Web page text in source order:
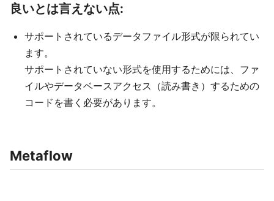
良いとは言えない点:
サポートされているデータファイル形式が限られてい
ます。
サポートされていない形式を使用するためには、ファ
イルやデータベースアクセス（読み書き）するための
コードを書く必要があります。
Metaflow